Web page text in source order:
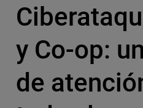
y Co-op:
de